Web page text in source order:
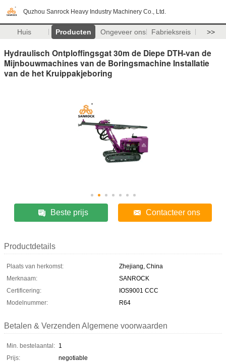
Quzhou Sanrock Heavy Industry Machinery Co., Ltd.
Huis Producten Ongeveer ons Fabrieksreis >>
Hydraulisch Ontploffingsgat 30m de Diepe DTH-van de
Mijnbouwmachines van de Boringsmachine Installatie
van de het Kruippakjeboring
Beste prijs Contacteer ons
Productdetails
Plaats van herkomst:
Zhejiang, China
Merknaam:
SANROCK
Certificering:
IOS9001 CCC
Modelnummer:
R64
Betalen & Verzenden Algemene voorwaarden
Min. bestelaantal: 1
Prijs:
negotiable